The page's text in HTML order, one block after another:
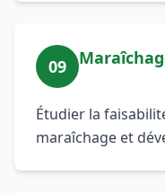
09
Étudier la
maraîchage et